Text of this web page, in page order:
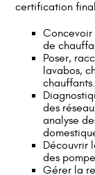
certification
Concevoir
de
Poser,
lavabos,
chauffants.
des
analyse
Découvrir
des
Gérer la